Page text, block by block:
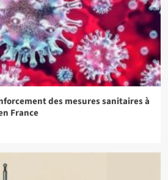
des mesures sanitaires à
France